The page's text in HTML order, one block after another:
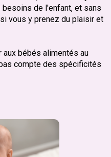
de l'enfant, et sans
vous y prenez du plaisir et
bébés alimentés au
compte des spécificités